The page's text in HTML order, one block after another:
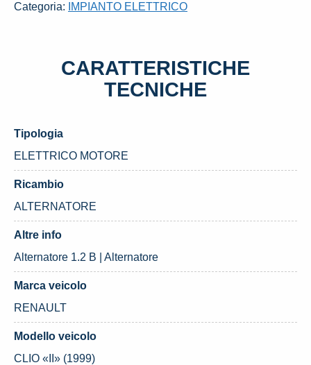
Categoria:
IMPIANTO ELETTRICO
CARATTERISTICHE
TECNICHE
Tipologia
ELETTRICO MOTORE
Ricambio
ALTERNATORE
Altre info
Alternatore 1.2 B | Alternatore
Marca veicolo
RENAULT
Modello veicolo
CLIO «II» (1999)